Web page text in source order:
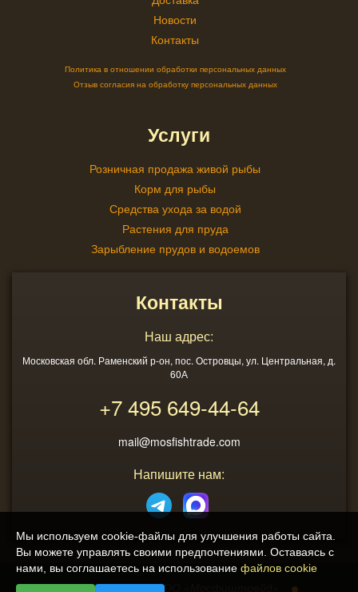
Новости
Контакты
Политика в отношении обработки персональных данных
Отзыв согласия на обработку персональных данных
Услуги
Розничная продажа живой рыбы
Корм для рыбы
Средства ухода за водой
Растения для пруда
Зарыбление прудов и водоемов
Контакты
Наш адрес:
Московская обл. Раменский р-он, пос. Островцы, ул. Центральная, д.
60А
+7 495649-44-64
mail@mosfishtrade.com
Напишите нам:
2013 - 2026 ООО «Мосфиштрейд»
Мы используем cookie-файлы для улучшения работы сайта.
Вы можете управлять своими предпочтениями. Оставаясь с
нами, вы соглашаетесь на использование файлов cookie